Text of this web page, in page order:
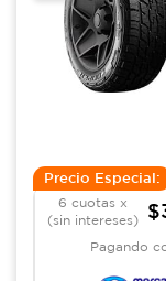
Precio Especial:
6 cuotas x
(sin intereses)
Pagando